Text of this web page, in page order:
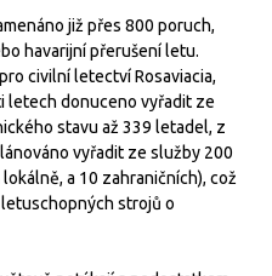
již přes 800 poruch,
havarijní přerušení letu.
civilní letectví Rosaviacia,
letech donuceno vyřadit ze
stavu až 339 letadel, z
vyřadit ze služby 200
a 10 zahraničních), což
strojů o